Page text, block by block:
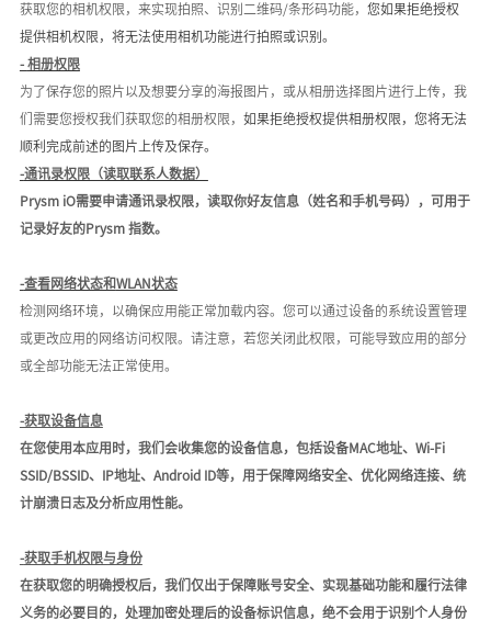
获取您的相机权限，来实现拍照、识别二维码/条形码功能， 您如果拒绝授权
提供相机权限 ，将无法使用相机功能进行拍照或识别 。
- 相册权限
为了保存您的照片以及想要分享的海报图片 ，或从相册选择图片进行上传，我
们需要您授权我们获取您的相册权限， 如果拒绝授权提供相册权限 ， 您将无法
顺利 完成前述的图片上传及保存。
-通讯录权限（读取联系人数据）
Prysm iO需要申请通讯录权限，读取你好友信息（姓名和手机号码），可用于
记录好友的Prysm 指数。
-查看网络状态和WLAN状态
检测网络环境，以确保应用能正常加载内容。 您可以通过设备的系统设置管理
或更改应用的网络访问权限。请注意，若您关闭此权限，可能导致应用的部分
或全部功能无法正常使用。
-获取设备信息
在您使用本应用时，我们会收集您的设备信息，包括设备MAC地址、Wi-Fi
SSID/BSSID、IP地址、Android ID等，用于保障网络安全、优化网络连接、统
计崩溃日志及分析应用性能。
-获取手机权限与身份
在获取您的明确授权后，我们仅出于保障账号安全、实现基础功能和履行法律
义务的必要目的， 处理加密处理后的设备标识信息 ， 绝不会用于识别个人身份